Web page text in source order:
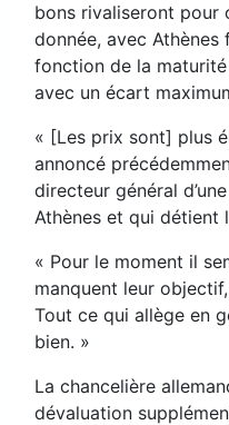
bons rivaliseront pour
donnée, avec Athènes
fonction de la maturité
avec un écart
« [Les prix sont] plus
annoncé
directeur général
Athènes et qui détient
« Pour le moment il
manquent leur
Tout ce qui allège en
bien. »
La chancelière
dévaluation